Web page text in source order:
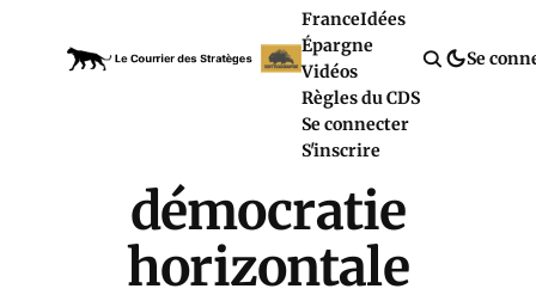
FranceIdées
Épargne
Vidéos
Règles du CDS
Se connecter
S'inscrire
Se
démocratie
horizontale